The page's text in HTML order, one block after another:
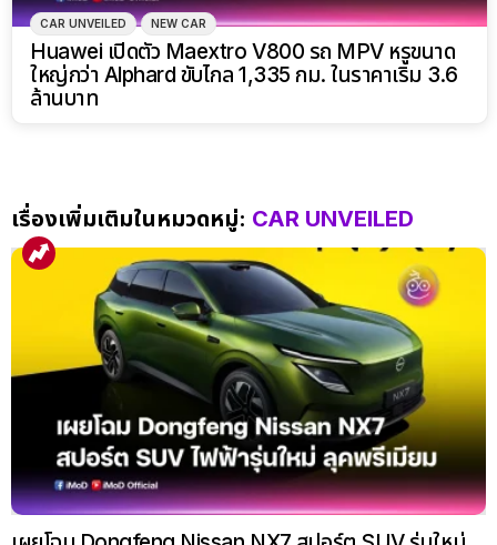
CAR UNVEILED NEW CAR
Huawei เปิดตัว Maextro V800 รถ MPV หรูขนาด
ใหญ่กว่า Alphard ขับไกล 1,335 กม. ในราคาเริ่ม 3.6
ล้านบาท
เรื่องเพิ่มเติมในหมวดหมู่: CAR UNVEILED